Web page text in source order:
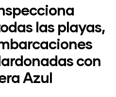
las playas,
con
Azul